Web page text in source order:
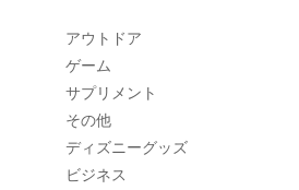
アウトドア
ゲーム
サプリメント
その他
ディズニーグッズ
ビジネス